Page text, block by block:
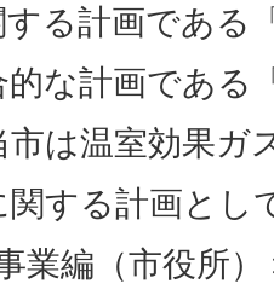
る計画である
な計画である
市は温室効果ガ
する計画とし
業編（市役所